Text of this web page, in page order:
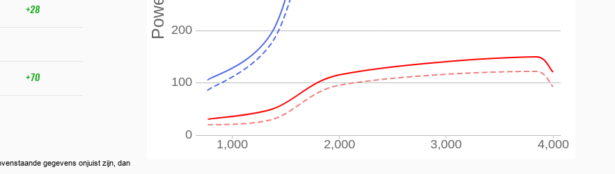
+28
+70
gegevens onjuist zijn, dan